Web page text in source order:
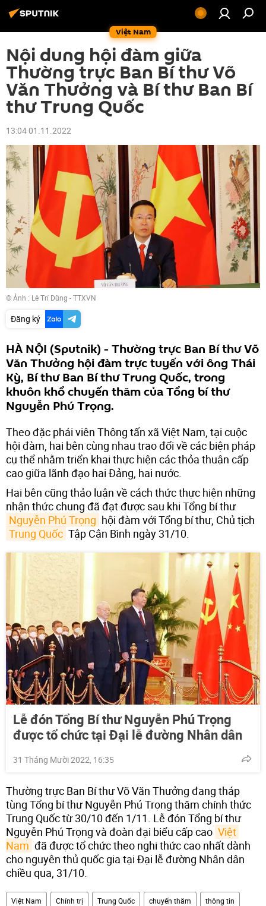
Việt Nam
Nội dung hội đàm giữa
Thường trực Ban Bí thư Võ
Văn Thưởng và Bí thư Ban Bí
thư Trung Quốc
13:04 01.11.2022
© Ảnh : Lê Trí Dũng - TTXVN
Đăng ký
HÀ NỘI (Sputnik) - Thường trực Ban Bí thư Võ
Văn Thưởng hội đàm trực tuyến với ông Thái
Kỳ, Bí thư Ban Bí thư Trung Quốc, trong
khuôn khổ chuyến thăm của Tổng bí thư
Nguyễn Phú Trọng.
Theo đặc phái viên Thông tấn xã Việt Nam, tại cuộc
hội đàm, hai bên cùng nhau trao đổi về các biện pháp
cụ thể nhằm triển khai thực hiện các thỏa thuận cấp
cao giữa lãnh đạo hai Đảng, hai nước.
Hai bên cũng thảo luận về cách thức thực hiện những
nhận thức chung đã đạt được sau khi Tổng bí thư
Nguyễn Phú Trọng hội đàm với Tổng bí thư, Chủ tịch
Trung Quốc Tập Cận Bình ngày 31/10.
Lễ đón Tổng Bí thư Nguyễn Phú Trọng
được tổ chức tại Đại lễ đường Nhân dân
31 Tháng Mười 2022, 16:35
Thường trực Ban Bí thư Võ Văn Thưởng đang tháp
tùng Tổng bí thư Nguyễn Phú Trọng thăm chính thức
Trung Quốc từ 30/10 đến 1/11. Lễ đón Tổng bí thư
Nguyễn Phú Trọng và đoàn đại biểu cấp cao Việt
Nam đã được tổ chức theo nghi thức cao nhất dành
cho nguyên thủ quốc gia tại Đại lễ đường Nhân dân
chiều qua, 31/10.
Việt Nam Chính trị Trung Quốc chuyến thăm thông tin